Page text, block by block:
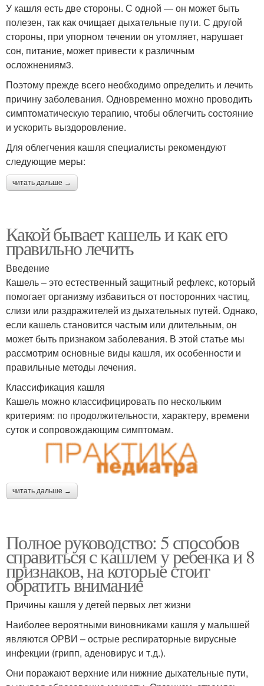
У кашля есть две стороны. С одной — он может быть
полезен, так как очищает дыхательные пути. С другой
стороны, при упорном течении он утомляет, нарушает
сон, питание, может привести к различным
осложнениям3.
Поэтому прежде всего необходимо определить и лечить
причину заболевания. Одновременно можно проводить
симптоматическую терапию, чтобы облегчить состояние
и ускорить выздоровление.
Для облегчения кашля специалисты рекомендуют
следующие меры:
читать дальше →
Какой бывает кашель и как его
правильно лечить
Введение
Кашель – это естественный защитный рефлекс, который
помогает организму избавиться от посторонних частиц,
слизи или раздражителей из дыхательных путей. Однако,
если кашель становится частым или длительным, он
может быть признаком заболевания. В этой статье мы
рассмотрим основные виды кашля, их особенности и
правильные методы лечения.
Классификация кашля
Кашель можно классифицировать по нескольким
критериям: по продолжительности, характеру, времени
суток и сопровождающим симптомам.
читать дальше →
Полное руководство: 5 способов
справиться с кашлем у ребенка и 8
признаков, на которые стоит
обратить внимание
Причины кашля у детей первых лет жизни
Наиболее вероятными виновниками кашля у малышей
являются ОРВИ – острые респираторные вирусные
инфекции (грипп, аденовирус и т.д.).
Они поражают верхние или нижние дыхательные пути,